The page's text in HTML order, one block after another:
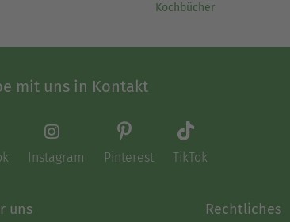
Kochbücher
mit uns in Kontakt
Instagram Pinterest TikTok
uns Rechtliches